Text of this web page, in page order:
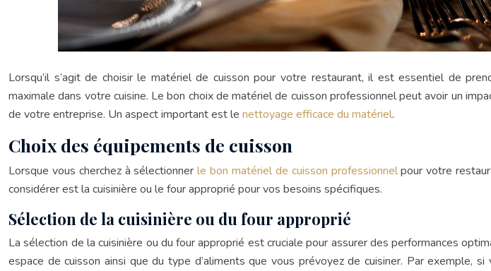
Lorsqu’il s’agit de choisir le matériel de cuisson pour votre restaurant, il est essentiel de
maximale dans votre cuisine. Le bon choix de matériel de cuisson professionnel peut avoir un
de votre entreprise. Un aspect important est le nettoyage efficace du matériel.
Choix des équipements de cuisson
Lorsque vous cherchez à sélectionnerle bon matériel de cuisson professionnelpour votre
considérer est la cuisinière ou le four approprié pour vos besoins spécifiques.
Sélection de la cuisinière ou du four approprié
La sélection de la cuisinière ou du four approprié est cruciale pour assurer des performances
espace de cuisson ainsi que du type d’aliments que vous prévoyez de cuisiner. Par exemple,